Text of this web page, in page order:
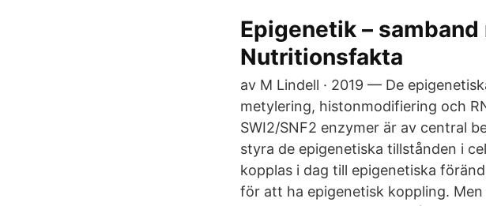
Epigenetik –
Nutritionsfakta
av M Lindell · 2019 — De
metylering, histonmodifiering och
SWI2/SNF2 enzymer är av central
styra de epigenetiska tillstånden i
kopplas i dag till epigenetiska
för att ha epigenetisk koppling.